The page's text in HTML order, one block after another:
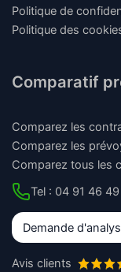
Politique de
Politique des
Comparatif
Comparez les
Comparez les
Comparez tous les
Tel : 04 91 46
Demande
Avis clients